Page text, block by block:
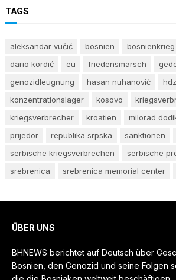
TAGS
aleksandar vučić bosnien bosnienkrieg
dario kordić
eu friedensmarsch
genozidleugnung
hasan nuhanović
hdz
konzentrationslager
kosovo
kriegsverbrecher
kroatien milorad
prijedor
republika srpska sanktionen
serbische kriegsverbrechen
serbische
srebrenica
srebrenica memorial center
ÜBER UNS
BHNEWS berichtet auf Deutsch über
Bosnien, den Genozid und seine Folgen